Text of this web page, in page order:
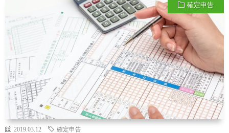
確定申告
2019.03.12 確定申告